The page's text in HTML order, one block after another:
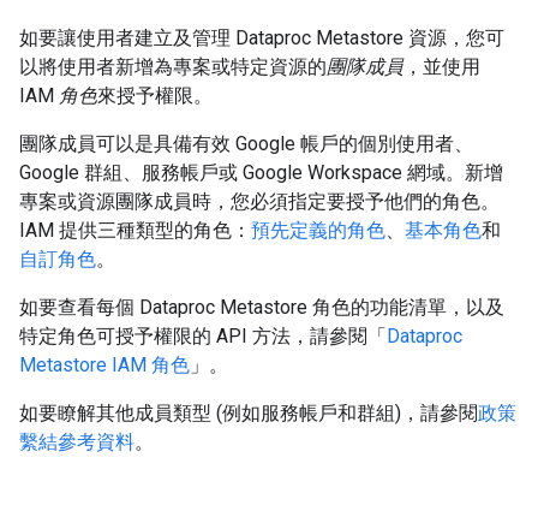
如要讓使用者建立及管理 Dataproc Metastore 資源，您可
以將使用者新增為專案或特定資源的團隊成員，並使用
IAM 角色來授予權限。
團隊成員可以是具備有效 Google 帳戶的個別使用者、
Google 群組、服務帳戶或 Google Workspace 網域。新增
專案或資源團隊成員時，您必須指定要授予他們的角色。
IAM 提供三種類型的角色： 預先定義的角色、 基本角色和
自訂角色。
如要查看每個 Dataproc Metastore 角色的功能清單，以及
特定角色可授予權限的 API 方法，請參閱「Dataproc
Metastore IAM 角色 」。
如要瞭解其他成員類型 (例如服務帳戶和群組)，請參閱政策
繫結參考資料。